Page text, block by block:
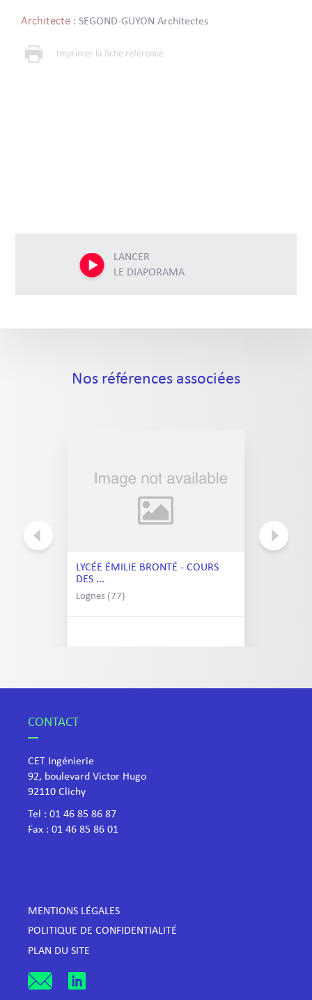
Architecte : SEGOND-GUYON Architectes
Imprimer la fiche référence
LANCER
LE DIAPORAMA
Nos références associées
LYCÉE ÉMILIE BRONTÉ - COURS
DES ...
Lognes (77)
CONTACT
CET Ingénierie
92, boulevard Victor Hugo
​92110 Clichy
Tel : 01 46 85 86 87
Fax : 01 46 85 86 01
MENTIONS LÉGALES
POLITIQUE DE CONFIDENTIALITÉ
PLAN DU SITE